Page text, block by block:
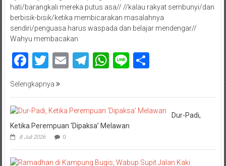
hati/barangkali mereka putus asa// //kalau rakyat sembunyi/dan
berbisik-bisik/ketika membicarakan masalahnya
sendiri/penguasa harus waspada dan belajar mendengar//
Wahyu membacakan
Facebook
Twitter
EmailTelegram
WhatsApp
LineShare
Selengkapnya
Dur-Padi,
Ketika Perempuan ‘Dipaksa’ Melawan
8 Juli 2026 0